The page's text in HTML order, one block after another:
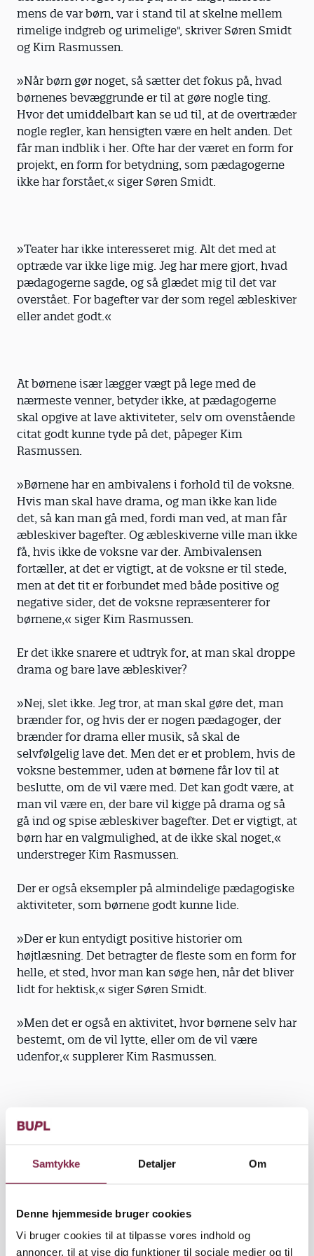
Samtykke Detaljer Om
Denne hjemmeside bruger cookies
Vi bruger cookies til at tilpasse vores indhold og
annoncer, til at vise dig funktioner til sociale medier og til
mens de var børn, var i stand til at skelne mellem
rimelige indgreb og urimelige", skriver Søren Smidt
og Kim Rasmussen.
»Når børn gør noget, så sætter det fokus på, hvad
børnenes bevæggrunde er til at gøre nogle ting.
Hvor det umiddelbart kan se ud til, at de overtræder
nogle regler, kan hensigten være en helt anden. Det
får man indblik i her. Ofte har der været en form for
projekt, en form for betydning, som pædagogerne
ikke har forstået,« siger Søren Smidt.
»Teater har ikke interesseret mig. Alt det med at
optræde var ikke lige mig. Jeg har mere gjort, hvad
pædagogerne sagde, og så glædet mig til det var
overstået. For bagefter var der som regel æbleskiver
eller andet godt.«
At børnene især lægger vægt på lege med de
nærmeste venner, betyder ikke, at pædagogerne
skal opgive at lave aktiviteter, selv om ovenstående
citat godt kunne tyde på det, påpeger Kim
Rasmussen.
»Børnene har en ambivalens i forhold til de voksne.
Hvis man skal have drama, og man ikke kan lide
det, så kan man gå med, fordi man ved, at man får
æbleskiver bagefter. Og æbleskiverne ville man ikke
få, hvis ikke de voksne var der. Ambivalensen
fortæller, at det er vigtigt, at de voksne er til stede,
men at det tit er forbundet med både positive og
negative sider, det de voksne repræsenterer for
børnene,« siger Kim Rasmussen.
Er det ikke snarere et udtryk for, at man skal droppe
drama og bare lave æbleskiver?
»Nej, slet ikke. Jeg tror, at man skal gøre det, man
brænder for, og hvis der er nogen pædagoger, der
brænder for drama eller musik, så skal de
selvfølgelig lave det. Men det er et problem, hvis de
voksne bestemmer, uden at børnene får lov til at
beslutte, om de vil være med. Det kan godt være, at
man vil være en, der bare vil kigge på drama og så
gå ind og spise æbleskiver bagefter. Det er vigtigt, at
børn har en valgmulighed, at de ikke skal noget,«
understreger Kim Rasmussen.
Der er også eksempler på almindelige pædagogiske
aktiviteter, som børnene godt kunne lide.
»Der er kun entydigt positive historier om
højtlæsning. Det betragter de fleste som en form for
helle, et sted, hvor man kan søge hen, når det bliver
lidt for hektisk,« siger Søren Smidt.
»Men det er også en aktivitet, hvor børnene selv har
bestemt, om de vil lytte, eller om de vil være
udenfor,« supplerer Kim Rasmussen.
»De første timer i børnehaven var ikke de mest
legekammerater kom lige så tidligt, som jeg.«
eksempler fra livet og hverdagen i børnehaven, hvor